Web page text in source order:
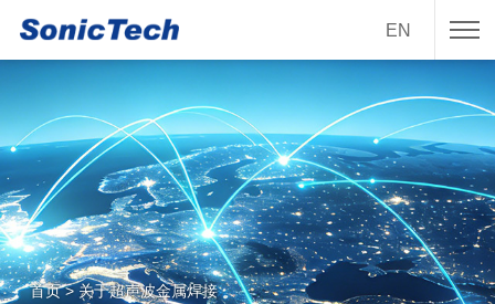
EN
首页 > 关于超声波金属焊接